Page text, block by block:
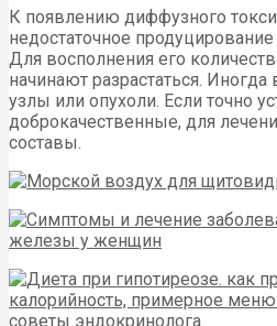
К появлению диффузного
недостаточное
Для восполнения его
начинают разрастаться. Иногда
узлы или опухоли. Если точно
доброкачественные, для
составы.